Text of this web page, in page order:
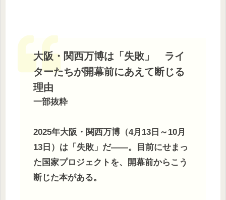
大阪・関西万博は「失敗」 ライ
ターたちが開幕前にあえて断じる
理由
一部抜粋
2025年大阪・関西万博（4月13日～10月
13日）は「失敗」だ――。目前にせまっ
た国家プロジェクトを、開幕前からこう
断じた本がある。